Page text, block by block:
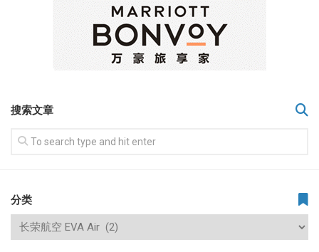
搜索文章
分类